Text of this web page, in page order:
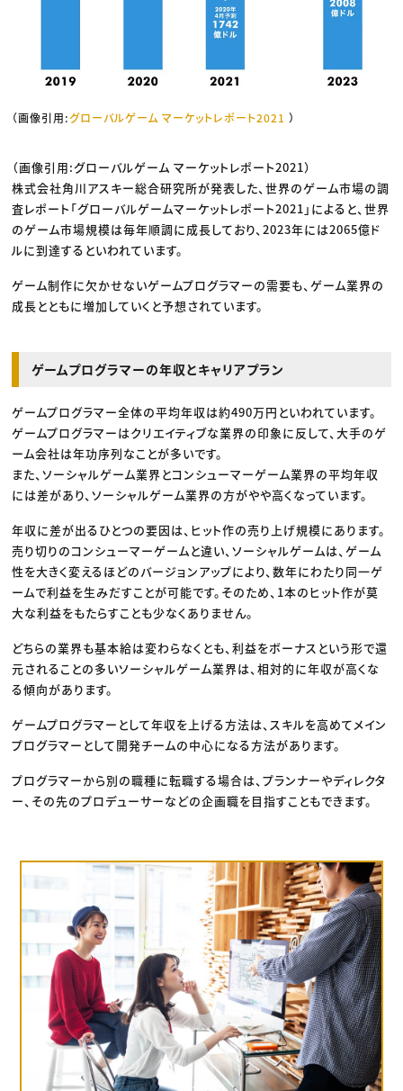
（画像引用:グローバルゲーム マーケットレポート2021 ）
（画像引用:グローバルゲーム マーケットレポート2021）
株式会社角川アスキー総合研究所が発表した、世界のゲーム市場の調
査レポート「グローバルゲームマーケットレポート2021」によると、世界
のゲーム市場規模は毎年順調に成長しており、2023年には2065億ド
ルに到達するといわれています。
ゲーム制作に欠かせないゲームプログラマーの需要も、ゲーム業界の
成長とともに増加していくと予想されています。
ゲームプログラマーの年収とキャリアプラン
ゲームプログラマー全体の平均年収は約490万円といわれています。
ゲームプログラマーはクリエイティブな業界の印象に反して、大手のゲ
ーム会社は年功序列なことが多いです。
また、ソーシャルゲーム業界とコンシューマーゲーム業界の平均年収
には差があり、ソーシャルゲーム業界の方がやや高くなっています。
年収に差が出るひとつの要因は、ヒット作の売り上げ規模にあります。
売り切りのコンシューマーゲームと違い、ソーシャルゲームは、ゲーム
性を大きく変えるほどのバージョンアップにより、数年にわたり同一ゲ
ームで利益を生みだすことが可能です。そのため、1本のヒット作が莫
大な利益をもたらすことも少なくありません。
どちらの業界も基本給は変わらなくとも、利益をボーナスという形で還
元されることの多いソーシャルゲーム業界は、相対的に年収が高くな
る傾向があります。
ゲームプログラマーとして年収を上げる方法は、スキルを高めてメイン
プログラマーとして開発チームの中心になる方法があります。
プログラマーから別の職種に転職する場合は、プランナーやディレクタ
ー、その先のプロデューサーなどの企画職を目指すこともできます。